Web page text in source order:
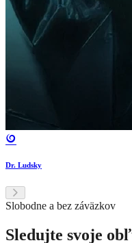
Dr. Ludsky
Slobodne a bez záväzkov
Sledujte svoje